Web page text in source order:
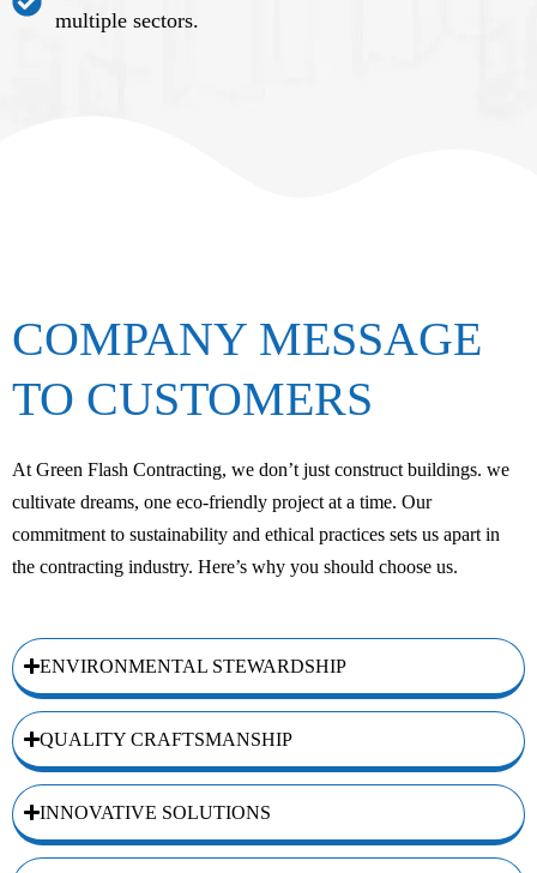
multiple sectors.
COMPANY MESSAGE
TO CUSTOMERS
At Green Flash Contracting, we don’t just construct buildings. we
cultivate dreams, one eco-friendly project at a time. Our
commitment to sustainability and ethical practices sets us apart in
the contracting industry. Here’s why you should choose us.
ENVIRONMENTAL STEWARDSHIP
QUALITY CRAFTSMANSHIP
INNOVATIVE SOLUTIONS